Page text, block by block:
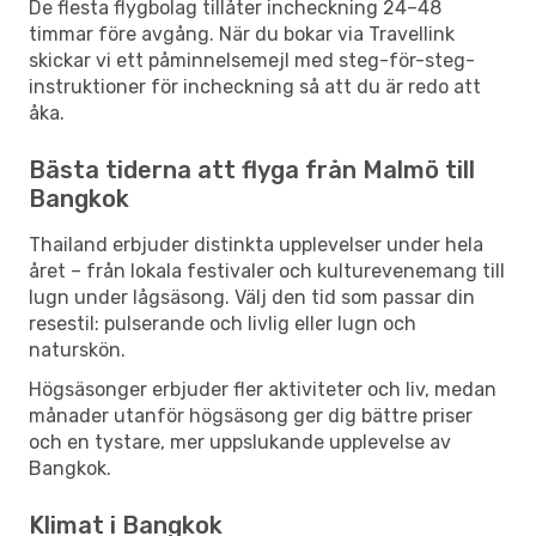
De flesta flygbolag tillåter incheckning 24–48
timmar före avgång. När du bokar via Travellink
skickar vi ett påminnelsemejl med steg-för-steg-
instruktioner för incheckning så att du är redo att
åka.
Bästa tiderna att flyga från Malmö till
Bangkok
Thailand erbjuder distinkta upplevelser under hela
året – från lokala festivaler och kulturevenemang till
lugn under lågsäsong. Välj den tid som passar din
resestil: pulserande och livlig eller lugn och
naturskön.
Högsäsonger erbjuder fler aktiviteter och liv, medan
månader utanför högsäsong ger dig bättre priser
och en tystare, mer uppslukande upplevelse av
Bangkok.
Klimat i Bangkok